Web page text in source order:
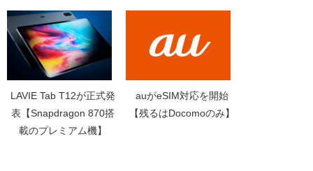
LAVIE Tab T12が正式発
表【Snapdragon 870搭
載のプレミアム機】
auがeSIM対応を開始
【残るはDocomoのみ】